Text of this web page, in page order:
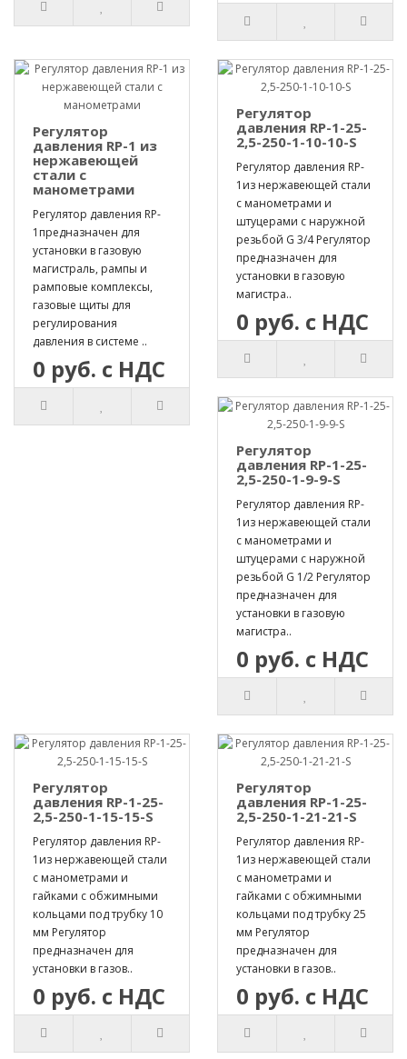
Регулятор
давления RP-1 из
нержавеющей
стали с
манометрами
Регулятор давления RP-
1предназначен для
установки в газовую
магистраль, рампы и
рамповые комплексы,
газовые щиты для
регулирования
давления в системе ..
0 руб. с НДС
Регулятор
давления RP-1-25-
2,5-250-1-10-10-S
Регулятор давления RP-
1из нержавеющей стали
с манометрами и
штуцерами с наружной
резьбой G 3/4 Регулятор
предназначен для
установки в газовую
магистра..
0 руб. с НДС
Регулятор
давления RP-1-25-
2,5-250-1-9-9-S
Регулятор давления RP-
1из нержавеющей стали
с манометрами и
штуцерами с наружной
резьбой G 1/2 Регулятор
предназначен для
установки в газовую
магистра..
0 руб. с НДС
Регулятор
давления RP-1-25-
2,5-250-1-15-15-S
Регулятор давления RP-
1из нержавеющей стали
с манометрами и
гайками с обжимными
кольцами под трубку 10
мм Регулятор
предназначен для
установки в газов..
0 руб. с НДС
Регулятор
давления RP-1-25-
2,5-250-1-21-21-S
Регулятор давления RP-
1из нержавеющей стали
с манометрами и
гайками с обжимными
кольцами под трубку 25
мм Регулятор
предназначен для
установки в газов..
0 руб. с НДС